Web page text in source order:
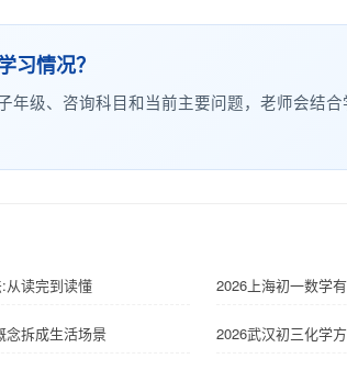
习情况？
年级、咨询科目和当前主要问题，老师会结
从读完到读懂 2026上海初一数学
念拆成生活场景 2026武汉初三化学